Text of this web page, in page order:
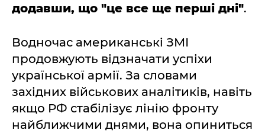
додавши, що "це все ще перші дні".
Водночас американські ЗМІ
продовжують відзначати успіхи
української армії. За словами
західних військових аналітиків, навіть
якщо РФ стабілізує лінію фронту
найближчими днями, вона опиниться